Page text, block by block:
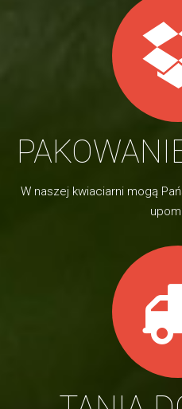
W naszej kwiaciarni mogą